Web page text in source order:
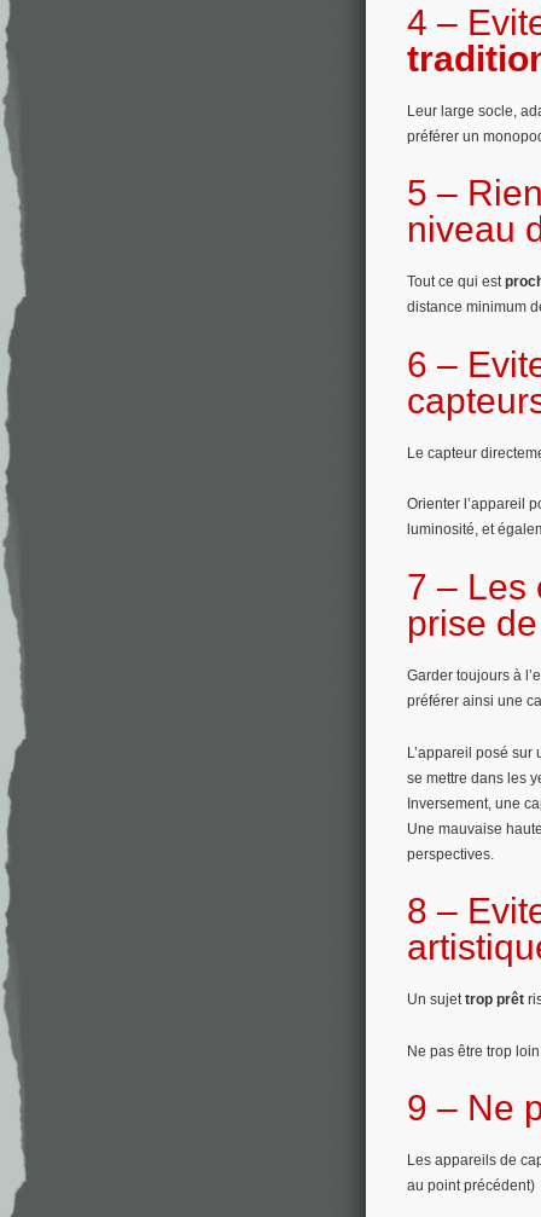
4 –
Leur large socle,
préférer un
5 –
niveau
Tout ce qui est
distance minimum
6 –
Le capteur
Orienter l’appareil
luminosité, et
7 – Les
prise
Garder toujours à
préférer ainsi une
L’appareil posé
se mettre dans les
Inversement, une
Une mauvaise
perspectives.
8 –
Un sujettrop prêt
Ne pas être trop
9 – Ne
Les appareils de
au point précédent)